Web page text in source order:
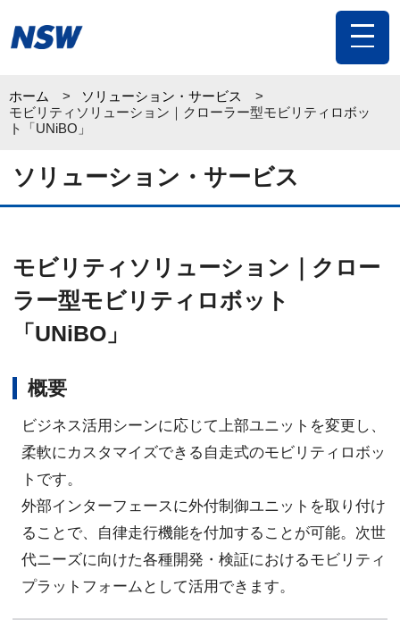
toggle
ホーム
ソリューション・サービス
モビリティソリューション｜クローラー型モビリティロボッ
ト「UNiBO」
ソリューション・サービス
モビリティソリューション｜クロー
ラー型モビリティロボット
「UNiBO」
概要
ビジネス活用シーンに応じて上部ユニットを変更し、
柔軟にカスタマイズできる自走式のモビリティロボッ
トです。
外部インターフェースに外付制御ユニットを取り付け
ることで、自律走行機能を付加することが可能。次世
代ニーズに向けた各種開発・検証におけるモビリティ
プラットフォームとして活用できます。